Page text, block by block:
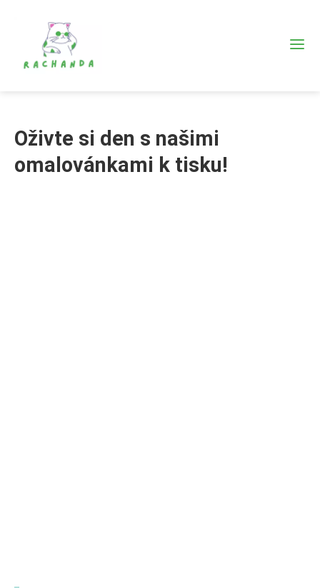
Oživte si den s našimi
omalovánkami k tisku!